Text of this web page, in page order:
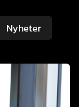
Nyheter